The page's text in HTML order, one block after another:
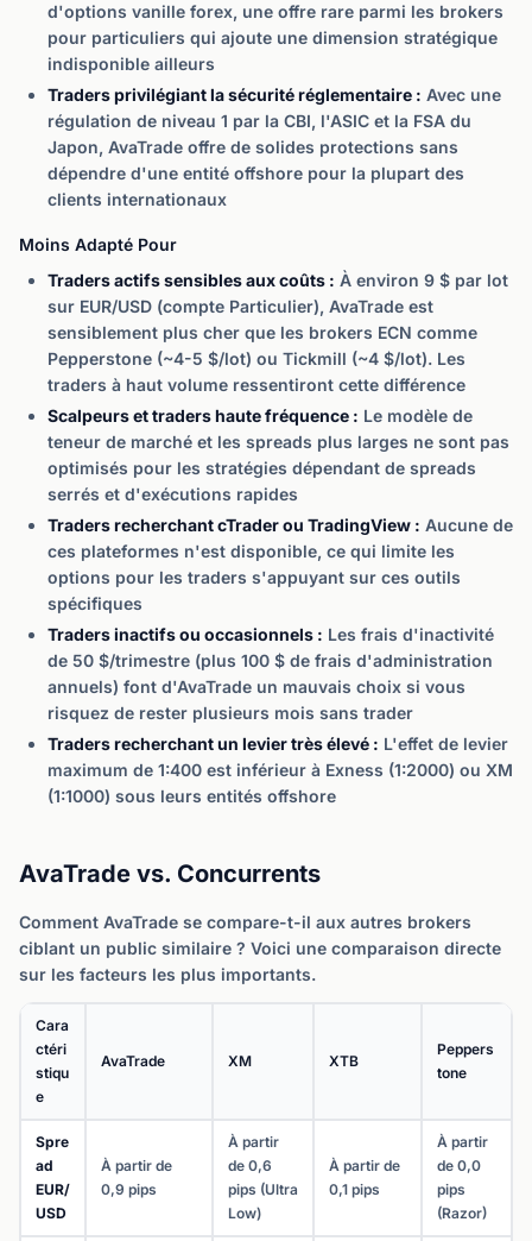
d'options vanille forex, une offre rare parmi les brokers
pour particuliers qui ajoute une dimension stratégique
indisponible ailleurs
Traders privilégiant la sécurité réglementaire : Avec une
régulation de niveau 1 par la CBI, l'ASIC et la FSA du
Japon, AvaTrade offre de solides protections sans
dépendre d'une entité offshore pour la plupart des
clients internationaux
Moins Adapté Pour
Traders actifs sensibles aux coûts : À environ 9 $ par lot
sur EUR/USD (compte Particulier), AvaTrade est
sensiblement plus cher que les brokers ECN comme
Pepperstone (~4-5 $/lot) ou Tickmill (~4 $/lot). Les
traders à haut volume ressentiront cette différence
Scalpeurs et traders haute fréquence : Le modèle de
teneur de marché et les spreads plus larges ne sont pas
optimisés pour les stratégies dépendant de spreads
serrés et d'exécutions rapides
Traders recherchant cTrader ou TradingView : Aucune de
ces plateformes n'est disponible, ce qui limite les
options pour les traders s'appuyant sur ces outils
spécifiques
Traders inactifs ou occasionnels : Les frais d'inactivité
de 50 $/trimestre (plus 100 $ de frais d'administration
annuels) font d'AvaTrade un mauvais choix si vous
risquez de rester plusieurs mois sans trader
Traders recherchant un levier très élevé : L'effet de levier
maximum de 1:400 est inférieur à Exness (1:2000) ou XM
(1:1000) sous leurs entités offshore
AvaTrade vs. Concurrents
Comment AvaTrade se compare-t-il aux autres brokers
ciblant un public similaire ? Voici une comparaison directe
sur les facteurs les plus importants.
Cara
ctéri
stiqu
e
AvaTrade XM XTB
Peppers
tone
Spre
ad
EUR/
USD
À partir de
0,9 pips
À partir
de 0,6
pips (Ultra
Low)
À partir de
0,1 pips
À partir
de 0,0
pips
(Razor)